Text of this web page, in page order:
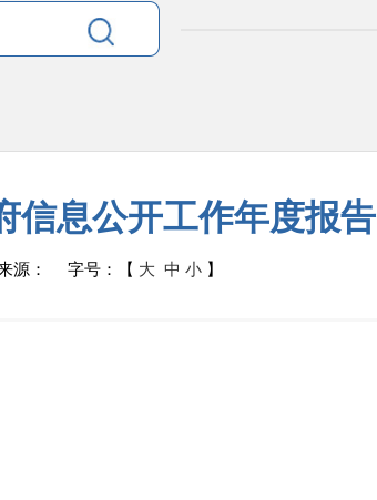
信息公开工作年度报告
源： 字号：【 大 中 小】